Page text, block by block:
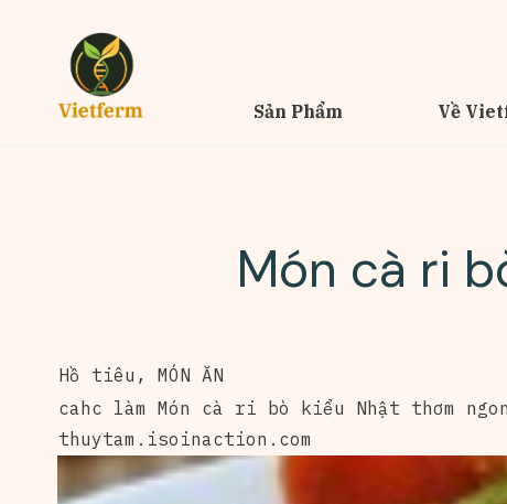
Sản Phẩm Về
Món cà ri
Hồ tiêu , MÓN ĂN
cahc làm Món cà ri bò kiểu Nhật thơm ngon
thuytam.isoinaction.com